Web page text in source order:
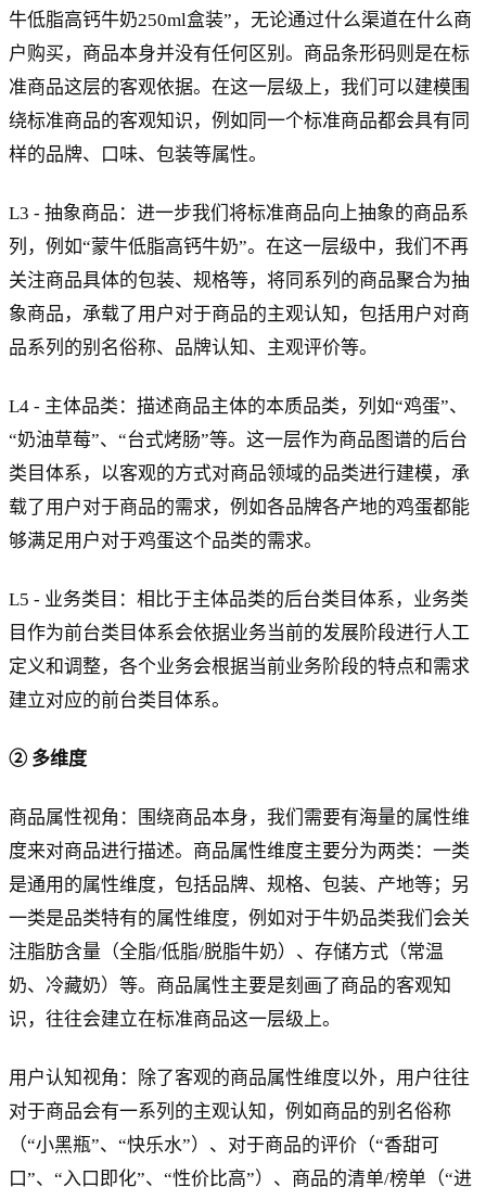
牛低脂高钙牛奶250ml盒装”，无论通过什么渠道在什么商
户购买，商品本身并没有任何区别。商品条形码则是在标
准商品这层的客观依据。在这一层级上，我们可以建模围
绕标准商品的客观知识，例如同一个标准商品都会具有同
样的品牌、口味、包装等属性。
L3 - 抽象商品：进一步我们将标准商品向上抽象的商品系
列，例如“蒙牛低脂高钙牛奶”。在这一层级中，我们不再
关注商品具体的包装、规格等，将同系列的商品聚合为抽
象商品，承载了用户对于商品的主观认知，包括用户对商
品系列的别名俗称、品牌认知、主观评价等。
L4 - 主体品类：描述商品主体的本质品类，列如“鸡蛋”、
“奶油草莓”、“台式烤肠”等。这一层作为商品图谱的后台
类目体系，以客观的方式对商品领域的品类进行建模，承
载了用户对于商品的需求，例如各品牌各产地的鸡蛋都能
够满足用户对于鸡蛋这个品类的需求。
L5 - 业务类目：相比于主体品类的后台类目体系，业务类
目作为前台类目体系会依据业务当前的发展阶段进行人工
定义和调整，各个业务会根据当前业务阶段的特点和需求
建立对应的前台类目体系。
② 多维度
商品属性视角：围绕商品本身，我们需要有海量的属性维
度来对商品进行描述。商品属性维度主要分为两类：一类
是通用的属性维度，包括品牌、规格、包装、产地等；另
一类是品类特有的属性维度，例如对于牛奶品类我们会关
注脂肪含量（全脂/低脂/脱脂牛奶）、存储方式（常温
奶、冷藏奶）等。商品属性主要是刻画了商品的客观知
识，往往会建立在标准商品这一层级上。
用户认知视角：除了客观的商品属性维度以外，用户往往
对于商品会有一系列的主观认知，例如商品的别名俗称
（“小黑瓶”、“快乐水”）、对于商品的评价（“香甜可
口”、“入口即化”、“性价比高”）、商品的清单/榜单（“进